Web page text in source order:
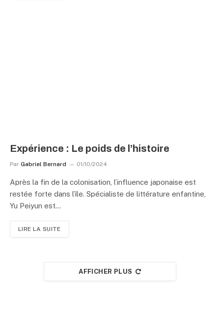
Expérience : Le poids de l’histoire
Par Gabriel Bernard 01/10/2024
Après la fin de la colonisation, l’influence japonaise est
restée forte dans l’île. Spécialiste de littérature enfantine,
Yu Peiyun est…
LIRE LA SUITE
AFFICHER PLUS